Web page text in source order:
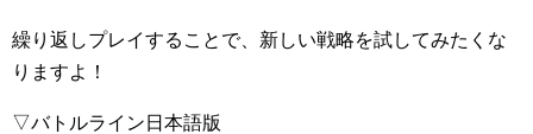
繰り返しプレイすることで、新しい戦略を試してみたくな
りますよ！
▽バトルライン日本語版